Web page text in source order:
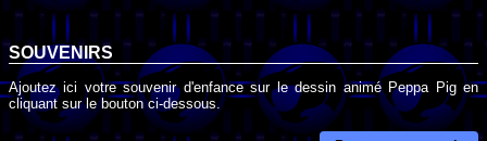
SOUVENIRS
Ajoutez ici votre souvenir d'enfance sur le dessin animé Peppa Pig en
cliquant sur le bouton ci-dessous.